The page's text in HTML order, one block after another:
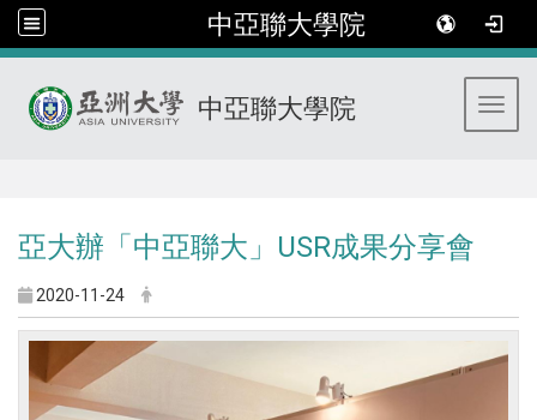
中亞聯大學院
中亞聯大學院
亞大辦「中亞聯大」USR成果分享會
2020-11-24